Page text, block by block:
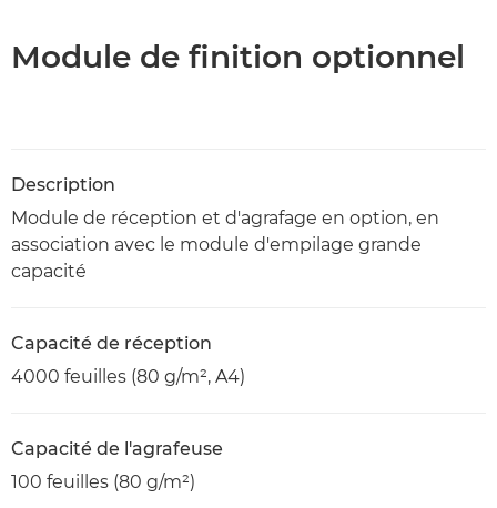
Module de finition optionnel
Description
Module de réception et d'agrafage en option, en
association avec le module d'empilage grande
capacité
Capacité de réception
4000 feuilles (80 g/m², A4)
Capacité de l'agrafeuse
100 feuilles (80 g/m²)